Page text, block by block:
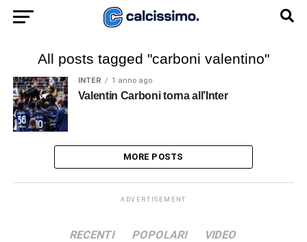
All posts tagged "carboni valentino"
INTER 1 anno ago
Valentin Carboni torna all’Inter
MORE POSTS
ADVERTISEMENT
RECENTI POPOLARI VIDEO